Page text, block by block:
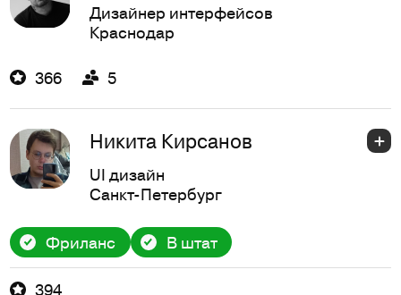
Дизайнер интерфейсов
Краснодар
366 5
Никита Кирсанов
UI дизайн
Санкт-Петербург
Фриланс В штат
394